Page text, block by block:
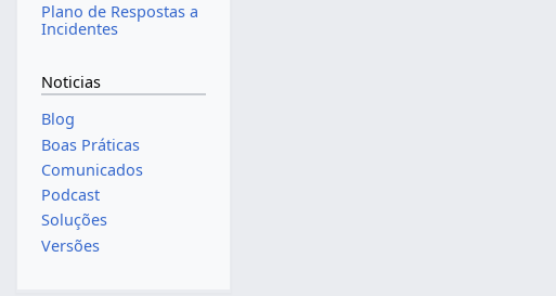
Plano de Respostas a
Incidentes
Noticias
Blog
Boas Práticas
Comunicados
Podcast
Soluções
Versões